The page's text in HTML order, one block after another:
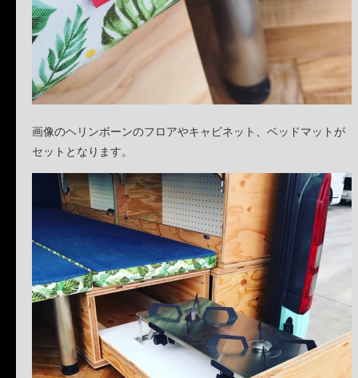
画像のヘリンボーンのフロアやキャビネット、ベッドマットが
セットとなります。